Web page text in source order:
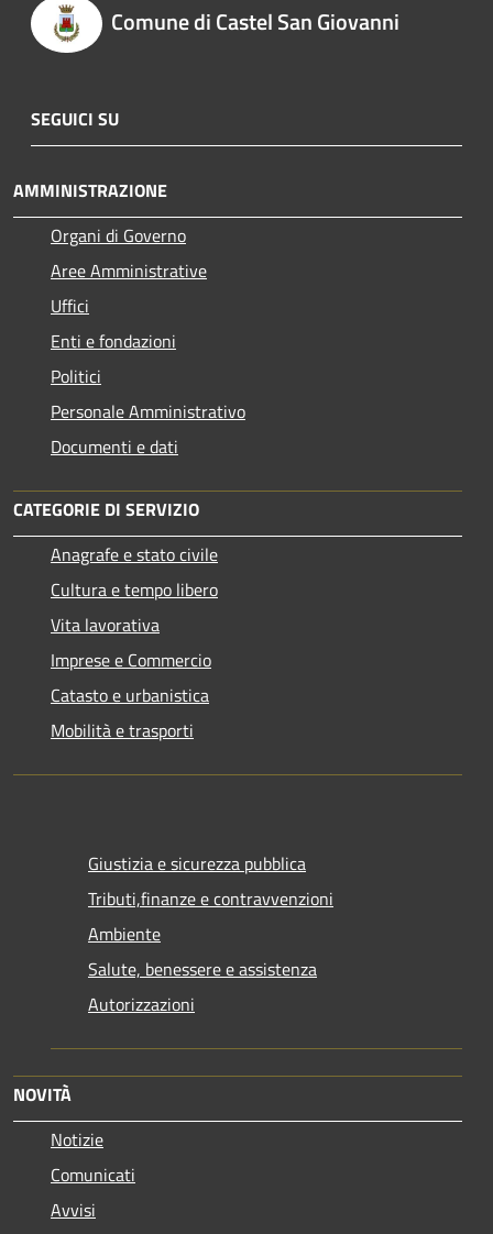
Comune di Castel San Giovanni
SEGUICI SU
AMMINISTRAZIONE
Organi di Governo
Aree Amministrative
Uffici
Enti e fondazioni
Politici
Personale Amministrativo
Documenti e dati
CATEGORIE DI SERVIZIO
Anagrafe e stato civile
Cultura e tempo libero
Vita lavorativa
Imprese e Commercio
Catasto e urbanistica
Mobilità e trasporti
Giustizia e sicurezza pubblica
Tributi,finanze e contravvenzioni
Ambiente
Salute, benessere e assistenza
Autorizzazioni
NOVITÀ
Notizie
Comunicati
Avvisi